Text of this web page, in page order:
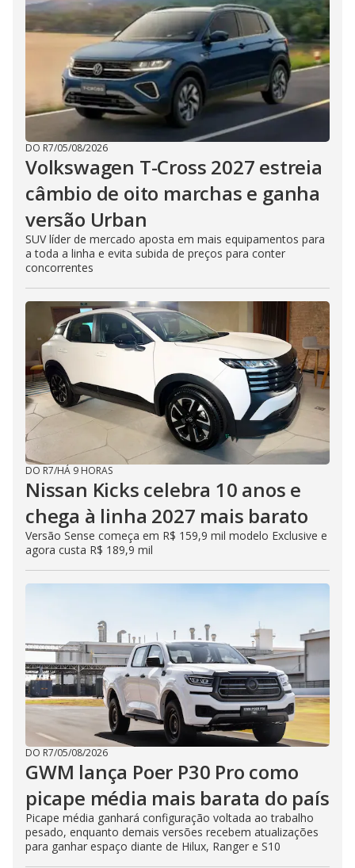
DO R7/05/08/2026
Volkswagen T-Cross 2027 estreia
câmbio de oito marchas e ganha
versão Urban
SUV líder de mercado aposta em mais equipamentos para
a toda a linha e evita subida de preços para conter
concorrentes
DO R7/HÁ 9 HORAS
Nissan Kicks celebra 10 anos e
chega à linha 2027 mais barato
Versão Sense começa em R$ 159,9 mil modelo Exclusive e
agora custa R$ 189,9 mil
DO R7/05/08/2026
GWM lança Poer P30 Pro como
picape média mais barata do país
Picape média ganhará configuração voltada ao trabalho
pesado, enquanto demais versões recebem atualizações
para ganhar espaço diante de Hilux, Ranger e S10